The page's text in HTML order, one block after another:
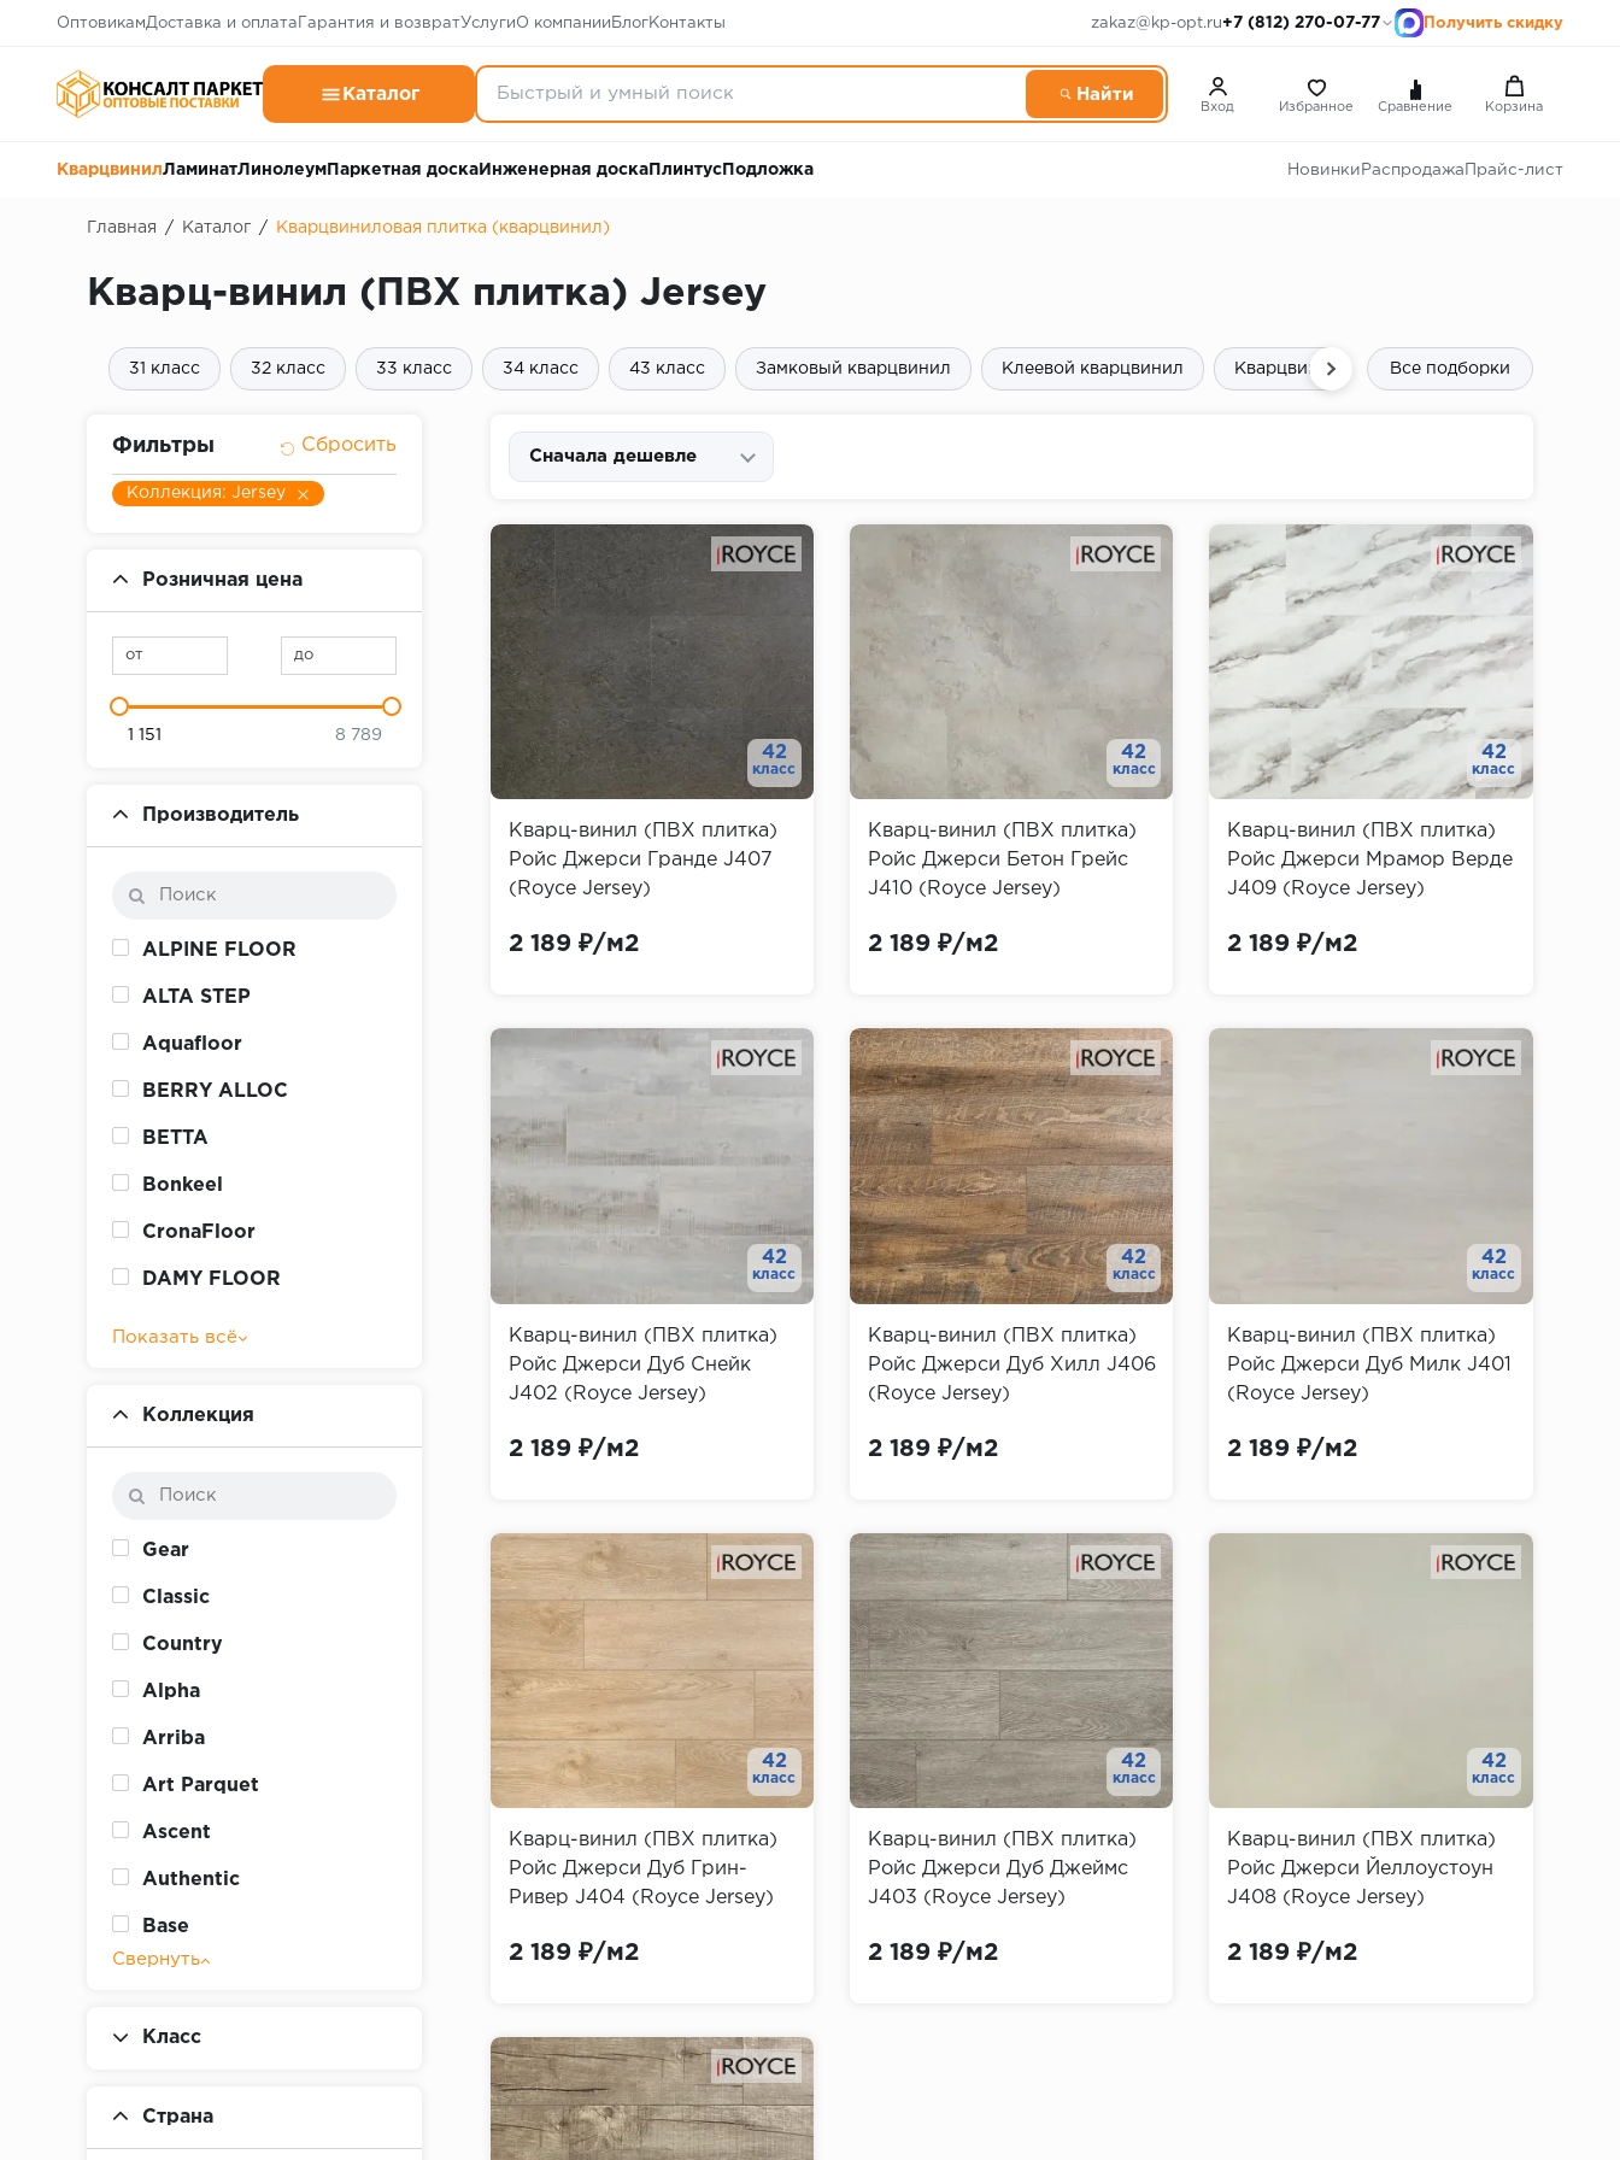
ОптовикамДоставка и оплата Гарантия и возвратУслугиО компании БлогКонтакты zakaz@kp-opt.ru+7 (812) 270-07-77 Получить скидку
Каталог
Вход Избранное Сравнение Корзина
КварцвинилЛаминатЛинолеум Паркетная доска Инженерная доска Плинтус Подложка Новинки Распродажа Прайс-лист
Главная / Каталог / Кварцвиниловая плитка (кварцвинил)
Кварц-винил (ПВХ плитка) Jersey
31 класс 32 класс 33 класс 34 класс 43 класс Замковый кварцвинил Клеевой кварцвинил Кварцвинил для пола Виниловые
Все подборки
Фильтры
Коллекция: Jersey
Розничная цена
от до
1 151 8 789
Производитель
ALPINE FLOOR
ALTA STEP
Aquafloor
BERRY ALLOC
BETTA
Bonkeel
CronaFloor
DAMY FLOOR
Показать всё
Коллекция
Gear
Classic
Country
Alpha
Arriba
Art Parquet
Ascent
Authentic
Base
Carmelita
Свернуть
Класс
Страна
Сначала дешевле
42
класс
Кварц-винил (ПВХ плитка)
Ройс Джерси Гранде J407
(Royce Jersey)
2 189 ₽/м2
42
класс
Кварц-винил (ПВХ плитка)
Ройс Джерси Бетон Грейс
J410 (Royce Jersey)
2 189 ₽/м2
42
класс
Кварц-винил (ПВХ плитка)
Ройс Джерси Мрамор Верде
J409 (Royce Jersey)
2 189 ₽/м2
42
класс
Кварц-винил (ПВХ плитка)
Ройс Джерси Дуб Снейк
J402 (Royce Jersey)
2 189 ₽/м2
42
класс
Кварц-винил (ПВХ плитка)
Ройс Джерси Дуб Хилл J406
(Royce Jersey)
2 189 ₽/м2
42
класс
Кварц-винил (ПВХ плитка)
Ройс Джерси Дуб Милк J401
(Royce Jersey)
2 189 ₽/м2
42
класс
Кварц-винил (ПВХ плитка)
Ройс Джерси Дуб Грин-
Ривер J404 (Royce Jersey)
2 189 ₽/м2
42
класс
Кварц-винил (ПВХ плитка)
Ройс Джерси Дуб Джеймс
J403 (Royce Jersey)
2 189 ₽/м2
42
класс
Кварц-винил (ПВХ плитка)
Ройс Джерси Йеллоустоун
J408 (Royce Jersey)
2 189 ₽/м2